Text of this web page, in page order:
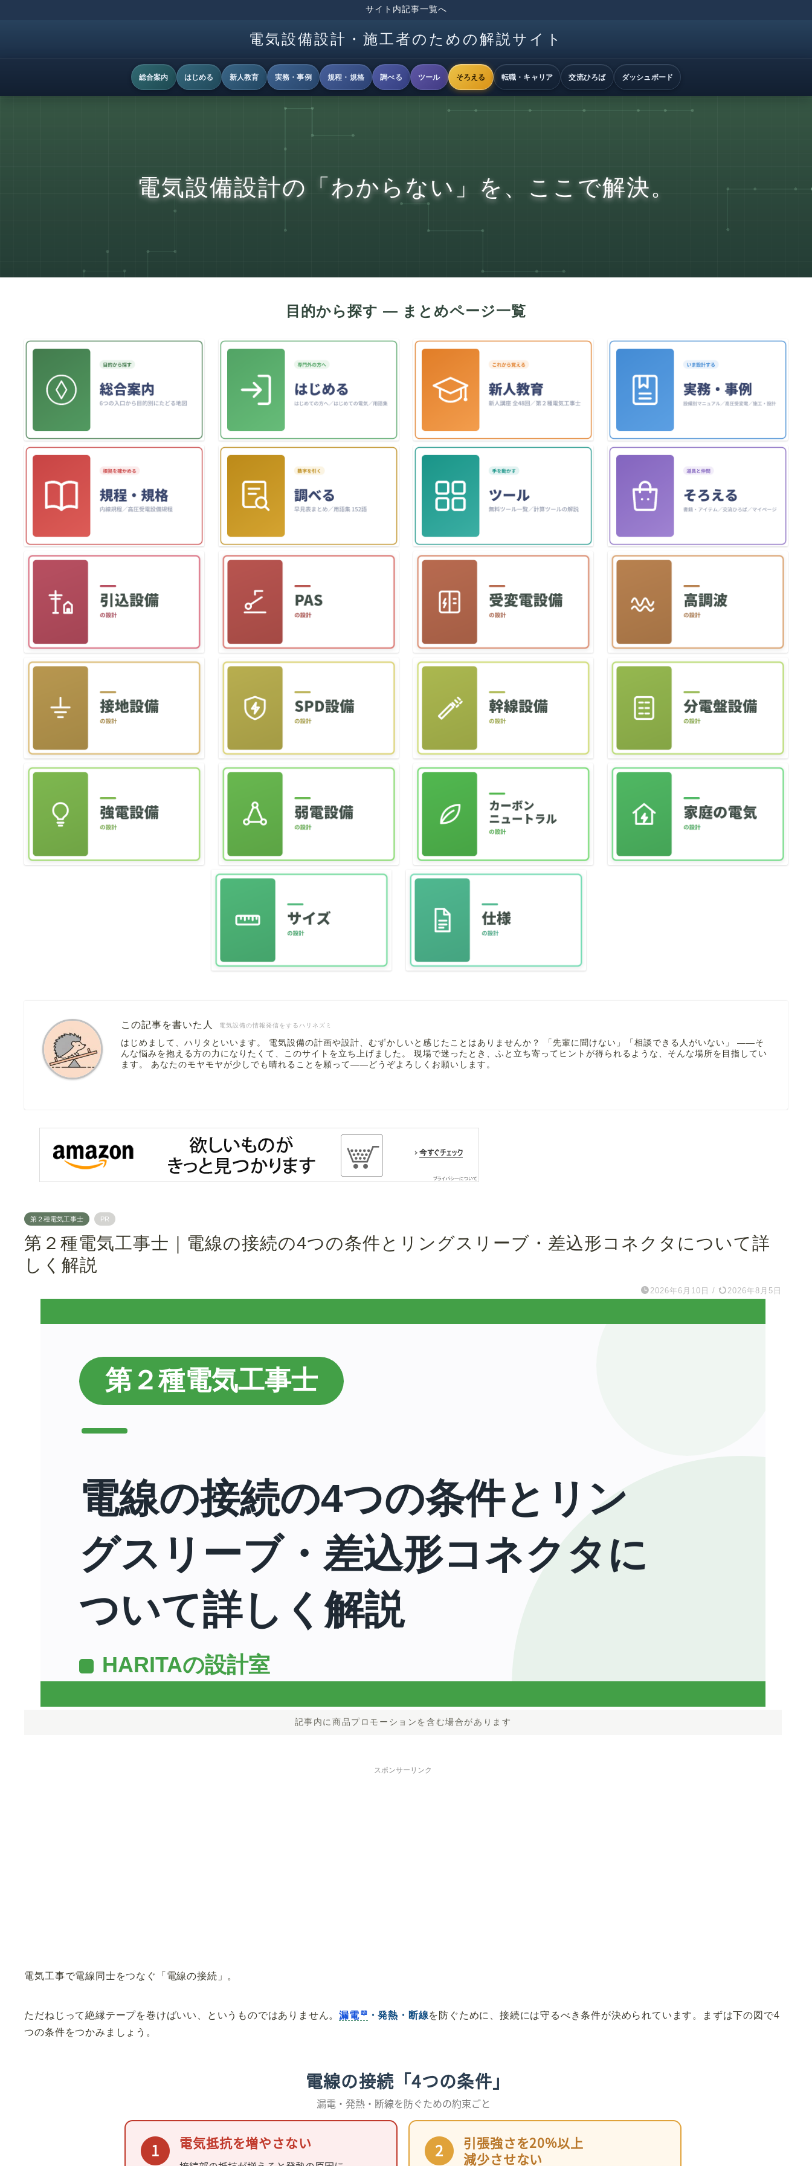
サイト内記事一覧へ
電気設備設計・施工者のための解説サイト
総合案内 はじめる 新人教育 実務・事例 規程・規格 調べる ツール そろえる 転職・キャリア 交流ひろば ダッシュボード
電気設備設計の「わからない」を、ここで解決。
電気設備の情報発信をするハリネズミ
この記事を書いた人
はじめまして、ハリタといいます。 電気設備の計画や設計、むずかしいと感じたことはありませんか？ 「先輩に聞けない」「相談できる人がいない」 ――そ
んな悩みを抱える方の力になりたくて、このサイトを立ち上げました。 現場で迷ったとき、ふと立ち寄ってヒントが得られるような、そんな場所を目指してい
ます。 あなたのモヤモヤが少しでも晴れることを願って――どうぞよろしくお願いします。
第２種電気工事士 PR
第２種電気工事士｜電線の接続の4つの条件とリングスリーブ・差込形コネクタについて詳
しく解説
2026年6月10日 / 2026年8月5日
記事内に商品プロモーションを含む場合があります
スポンサーリンク
電気工事で電線同士をつなぐ「電線の接続」。
ただねじって絶縁テープを巻けばいい、というものではありません。漏電 ・発熱・断線を防ぐために、接続には守るべき条件が決められています。まずは下の図で4
つの条件をつかみましょう。